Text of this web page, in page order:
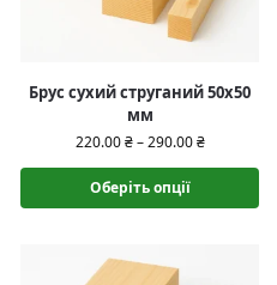
Брус сухий струганий 50х50
мм
220.00₴ – 290.00₴
Оберіть опції